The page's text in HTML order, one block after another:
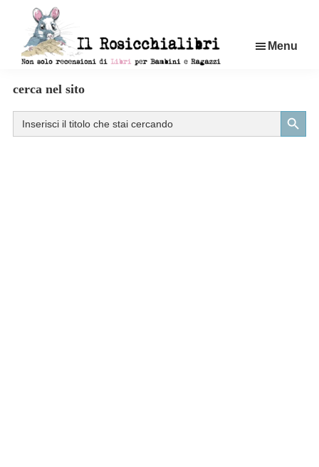
contenuto
di
libri
per
Menu
cerca nel sito
Search
for:
Search Button